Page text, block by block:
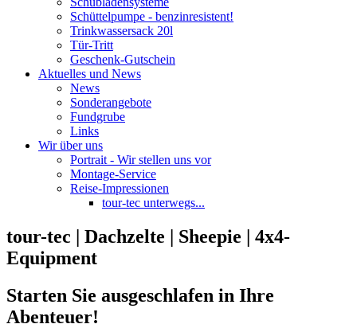
Schüttelpumpe - benzinresistent!
Trinkwassersack 20l
Tür-Tritt
Geschenk-Gutschein
Aktuelles und News
News
Sonderangebote
Fundgrube
Links
Wir über uns
Portrait - Wir stellen uns vor
Montage-Service
Reise-Impressionen
tour-tec unterwegs...
tour-tec | Dachzelte | Sheepie | 4x4-
Equipment
Starten Sie ausgeschlafen in Ihre
Abenteuer!